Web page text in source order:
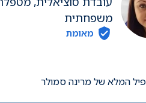
משפחתית
מאומת
המלא של מרינה סמולר